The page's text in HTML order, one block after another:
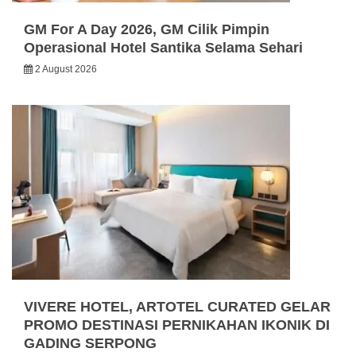
GM For A Day 2026, GM Cilik Pimpin
Operasional Hotel Santika Selama Sehari
2 August 2026
VIVERE HOTEL, ARTOTEL CURATED GELAR
PROMO DESTINASI PERNIKAHAN IKONIK DI
GADING SERPONG